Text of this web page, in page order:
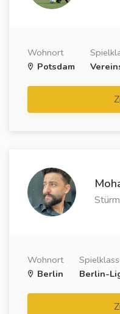
Wohnort
Potsdam
Wohnort
Berlin
Berlin-